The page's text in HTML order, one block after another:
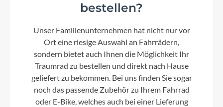
bestellen?
Unser Familienunternehmen hat nicht nur vor
Ort eine riesige Auswahl an Fahrrädern,
sondern bietet auch Ihnen die Möglichkeit Ihr
Traumrad zu bestellen und direkt nach Hause
geliefert zu bekommen. Bei uns finden Sie sogar
noch das passende Zubehör zu Ihrem Fahrrad
oder E-Bike, welches auch bei einer Lieferung